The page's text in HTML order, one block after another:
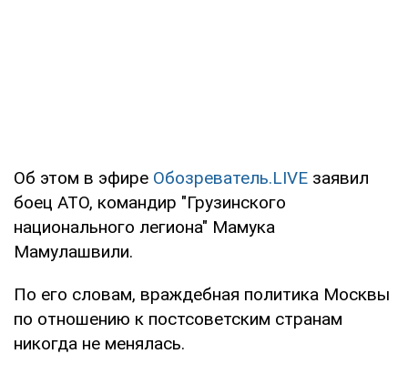
Об этом в эфире Обозреватель.LIVE заявил
боец АТО, командир "Грузинского
национального легиона" Мамука
Мамулашвили.
По его словам, враждебная политика Москвы
по отношению к постсоветским странам
никогда не менялась.